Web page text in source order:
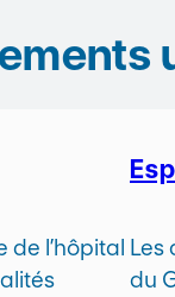
de l’hôpital Les
du